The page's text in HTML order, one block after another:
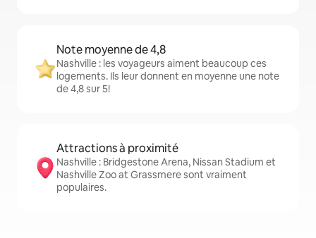
Note moyenne de 4,8
Nashville : les voyageurs aiment beaucoup ces
logements. Ils leur donnent en moyenne une note
de 4,8 sur 5!
Attractions à proximité
Nashville : Bridgestone Arena, Nissan Stadium et
Nashville Zoo at Grassmere sont vraiment
populaires.